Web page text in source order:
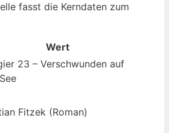
fasst die Kerndaten zum
Wert
23 – Verschwunden auf
Fitzek (Roman)